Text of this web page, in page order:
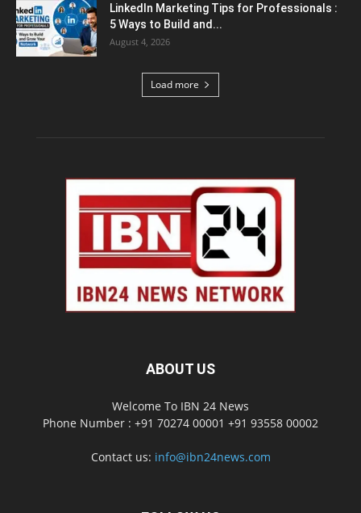
LinkedIn Marketing Tips for Professionals :
5 Ways to Build and...
August 4, 2026
Load more
ABOUT US
Welcome To IBN 24 News
Phone Number : +91 70274 00001 +91 93558 00002
Contact us: info@ibn24news.com